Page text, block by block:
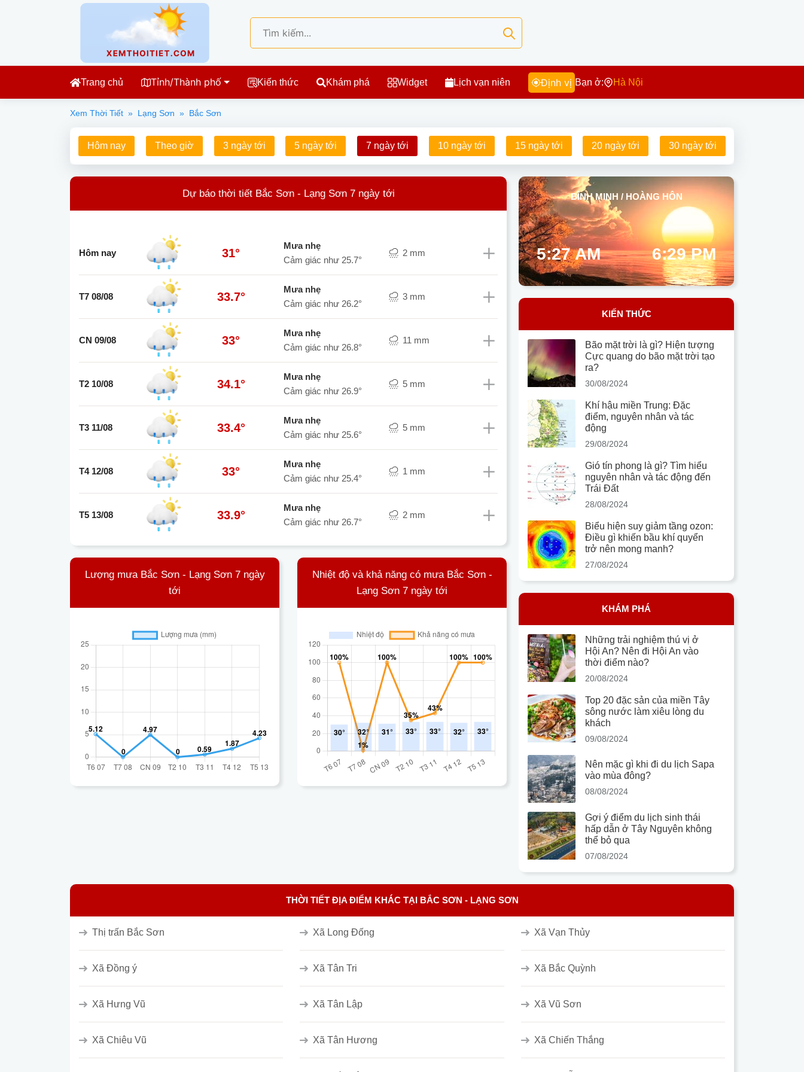
Trang chủ Tỉnh/Thành phố Kiến thức Khám phá Widget Lịch vạn niên Định vị Bạn ở: Hà Nội
Xem Thời Tiết » Lạng Sơn » Bắc Sơn
Hôm nay Theo giờ 3 ngày tới 5 ngày tới 7 ngày tới 10 ngày tới 15 ngày tới 20 ngày tới 30 ngày tới
Dự báo thời tiết Bắc Sơn - Lạng Sơn 7 ngày tới
Hôm nay 31°
mưa nhẹ
Cảm giác như 25.7°
2 mm
T7 08/08 33.7°
mưa nhẹ
Cảm giác như 26.2°
3 mm
CN 09/08 33°
mưa nhẹ
Cảm giác như 26.8°
11 mm
T2 10/08 34.1°
mưa nhẹ
Cảm giác như 26.9°
5 mm
T3 11/08 33.4°
mưa nhẹ
Cảm giác như 25.6°
5 mm
T4 12/08 33°
mưa nhẹ
Cảm giác như 25.4°
1 mm
T5 13/08 33.9°
mưa nhẹ
Cảm giác như 26.7°
2 mm
Lượng mưa Bắc Sơn - Lạng Sơn 7 ngày
tới
Nhiệt độ và khả năng có mưa Bắc Sơn -
Lạng Sơn 7 ngày tới
BÌNH MINH / HOÀNG HÔN
5:27 AM 6:29 PM
KIẾN THỨC
Bão mặt trời là gì? Hiện tượng
Cực quang do bão mặt trời tạo
ra?
30/08/2024
Khí hậu miền Trung: Đặc
điểm, nguyên nhân và tác
động
29/08/2024
Gió tín phong là gì? Tìm hiểu
nguyên nhân và tác động đến
Trái Đất
28/08/2024
Biểu hiện suy giảm tầng ozon:
Điều gì khiến bầu khí quyển
trở nên mong manh?
27/08/2024
KHÁM PHÁ
Những trải nghiệm thú vị ở
Hội An? Nên đi Hội An vào
thời điểm nào?
20/08/2024
Top 20 đặc sản của miền Tây
sông nước làm xiêu lòng du
khách
09/08/2024
Nên mặc gì khi đi du lịch Sapa
vào mùa đông?
08/08/2024
Gợi ý điểm du lịch sinh thái
hấp dẫn ở Tây Nguyên không
thể bỏ qua
07/08/2024
THỜI TIẾT ĐỊA ĐIỂM KHÁC TẠI BẮC SƠN - LẠNG SƠN
Thị trấn Bắc Sơn Xã Long Đống Xã Vạn Thủy
Xã Đồng ý Xã Tân Tri Xã Bắc Quỳnh
Xã Hưng Vũ Xã Tân Lập Xã Vũ Sơn
Xã Chiêu Vũ Xã Tân Hương Xã Chiến Thắng